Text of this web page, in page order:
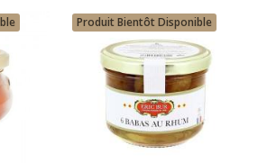
Produit Bientôt Disponible